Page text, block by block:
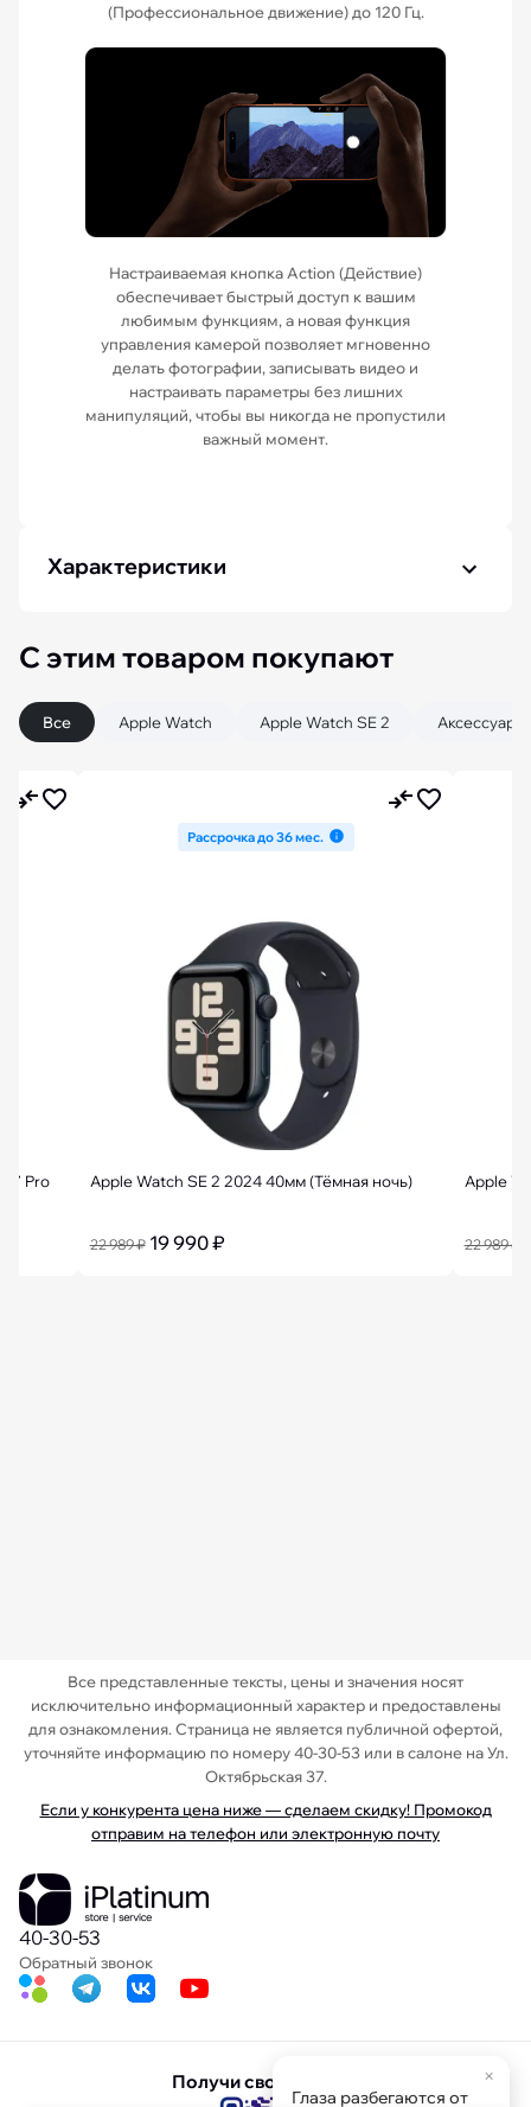
(Профессиональное движение) до 120 Гц.
Настраиваемая кнопка Action (Действие)
обеспечивает быстрый доступ к вашим
любимым функциям, а новая функция
управления камерой позволяет мгновенно
делать фотографии, записывать видео и
настраивать параметры без лишних
манипуляций, чтобы вы никогда не пропустили
важный момент.
Характеристики
С этим товаром покупают
Все Apple Watch Apple Watch SE 2 Аксессуары
Pro
Рассрочка до 36 мес.
Apple Watch SE 2 2024 40мм (Тёмная ночь)
22 989 ₽ 19 990 ₽ 22 989 ₽
Все представленные тексты, цены и значения носят
исключительно информационный характер и предоставлены
для ознакомления. Страница не является публичной офертой,
уточняйте информацию по номеру 40-30-53 или в салоне на Ул.
Октябрьская 37.
Если у конкурента цена ниже — сделаем скидку! Промокод
отправим на телефон или электронную почту
40-30-53
Обратный звонок
Получи свою скидку ×
Глаза разбегаются от